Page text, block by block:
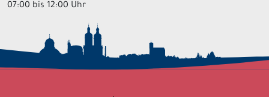
07:00 bis 12:00 Uhr